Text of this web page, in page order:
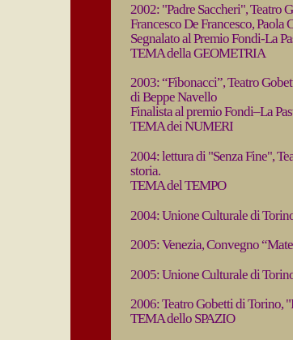
2002: "Padre Saccheri", Teatro
Francesco De Francesco, Paola
Segnalato al Premio Fondi-La
TEMA della GEOMETRIA
2003: “Fibonacci”, Teatro
di Beppe Navello
Finalista al premio Fondi–La
TEMA dei NUMERI
2004: lettura di "Senza Fine",
storia.
TEMA del TEMPO
2004: Unione Culturale di
2005: Venezia, Convegno
2005: Unione Culturale di
2006: Teatro Gobetti di Torino,
TEMA dello SPAZIO